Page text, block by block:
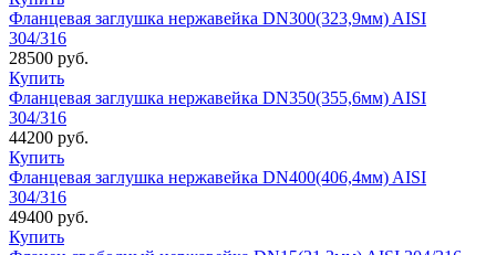
Фланцевая заглушка нержавейка DN300(323,9мм) AISI
304/316
28500 руб.
Купить
Фланцевая заглушка нержавейка DN350(355,6мм) AISI
304/316
44200 руб.
Купить
Фланцевая заглушка нержавейка DN400(406,4мм) AISI
304/316
49400 руб.
Купить